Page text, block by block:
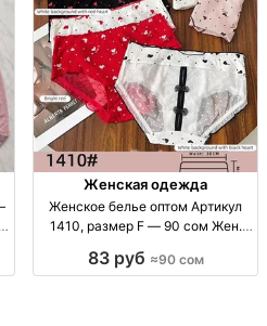
Женская одежда
Женское белье оптом Артикул
1410, размер F — 90 сом Жен.
Размер F. Упак.: 10 шт. Цена: 90
83 руб ≈90 сом